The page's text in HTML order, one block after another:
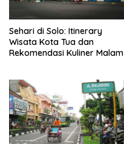
Sehari di Solo: Itinerary
Wisata Kota Tua dan
Rekomendasi Kuliner Malam